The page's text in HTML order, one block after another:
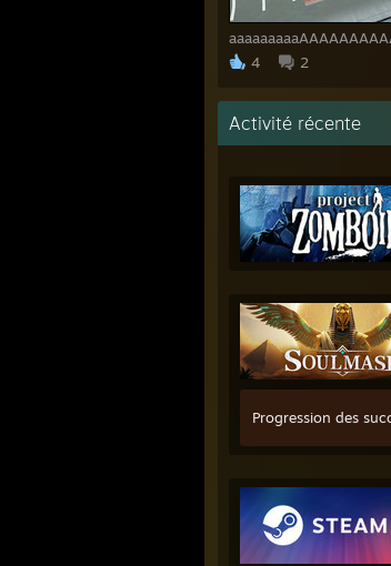
4
2
Activité récente
Progression des